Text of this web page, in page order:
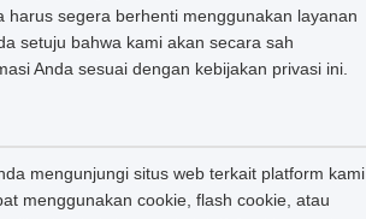
segera berhenti menggunakan layanan
setuju bahwa kami akan secara sah
Anda sesuai dengan kebijakan privasi ini.
mengunjungi situs web terkait platform kami
menggunakan cookie, flash cookie, atau